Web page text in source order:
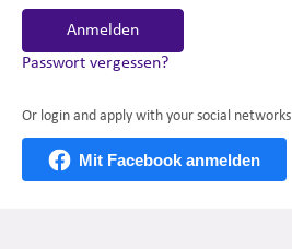
Anmelden
Passwort vergessen?
Or login and apply with your social networks
Mit Facebook anmelden